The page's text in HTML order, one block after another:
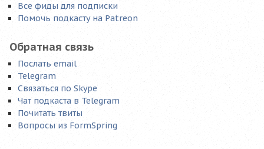
Все фиды для подписки
Помочь подкасту на Patreon
Обратная связь
Послать email
Telegram
Связаться по Skype
Чат подкаста в Telegram
Почитать твиты
Вопросы из FormSpring